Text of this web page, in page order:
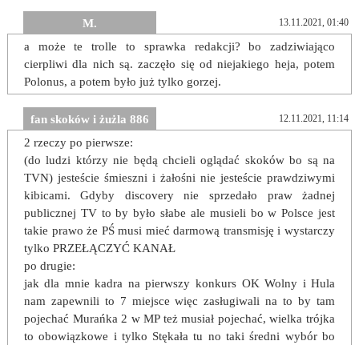
M. 13.11.2021, 01:40
a może te trolle to sprawka redakcji? bo zadziwiająco
cierpliwi dla nich są. zaczęło się od niejakiego heja, potem
Polonus, a potem było już tylko gorzej.
fan skoków i żużla 886 12.11.2021, 11:14
2 rzeczy po pierwsze:
(do ludzi którzy nie będą chcieli oglądać skoków bo są na
TVN) jesteście śmieszni i żałośni nie jesteście prawdziwymi
kibicami. Gdyby discovery nie sprzedało praw żadnej
publicznej TV to by było słabe ale musieli bo w Polsce jest
takie prawo że PŚ musi mieć darmową transmisję i wystarczy
tylko PRZEŁĄCZYĆ KANAŁ
po drugie:
jak dla mnie kadra na pierwszy konkurs OK Wolny i Hula
nam zapewnili to 7 miejsce więc zasługiwali na to by tam
pojechać Murańka 2 w MP też musiał pojechać, wielka trójka
to obowiązkowe i tylko Stękała tu no taki średni wybór bo